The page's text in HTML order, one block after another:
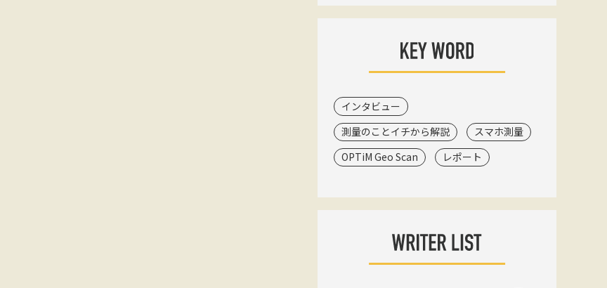
インタビュー
測量のことイチから解説
スマホ測量
OPTiM Geo Scan
レポート